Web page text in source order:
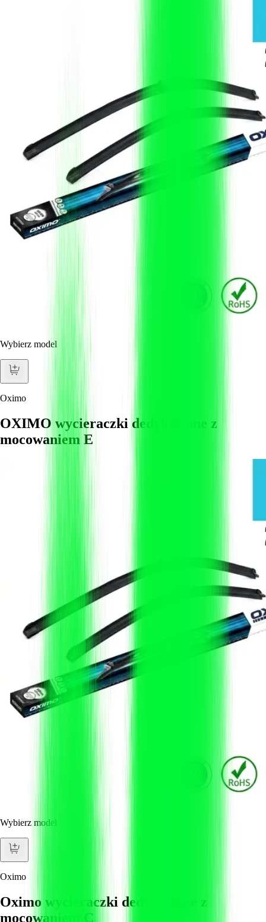
Wybierz model
Oximo
OXIMO wycieraczki dedykowane z
mocowaniem E
Wybierz model
Oximo
Oximo wycieraczki dedykowane z
mocowaniem C